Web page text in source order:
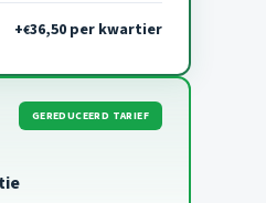
+€36,50 per kwartier
GEREDUCEERD TARIEF